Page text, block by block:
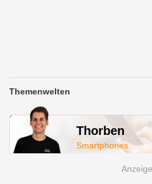
Themenwelten
Thorben
Smartphones